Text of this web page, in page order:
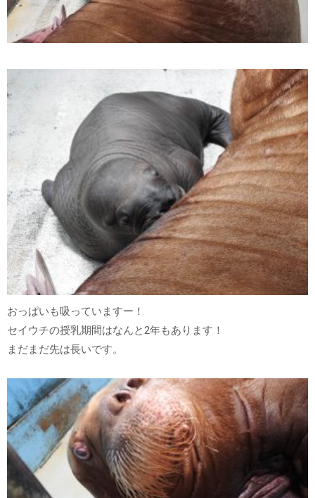
おっぱいも吸っていますー！
セイウチの授乳期間はなんと2年もあります！
まだまだ先は長いです。